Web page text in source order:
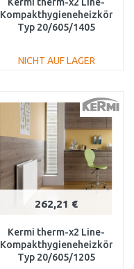
Kompakthygieneheizkörper
Typ 20/605/1405
NICHT AUF LAGER
Vergleichen
262,21 €
Kermi therm-x2 Line-
Kompakthygieneheizkörper
Typ 20/605/1205